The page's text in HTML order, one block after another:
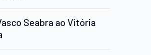
Seabra ao Vitória